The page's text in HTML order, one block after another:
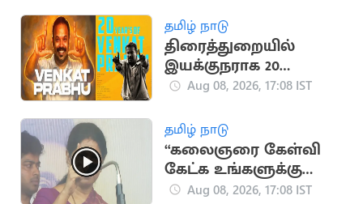
தமிழ் நாடு
திரைத்துறையில்
இயக்குநராக 20
ஆண்டுகள் நிறைவு..
நெகிழ்ச்சி பதிவு
Aug 08, 2026, 17:08 IST
தமிழ் நாடு
“கலைஞரை கேள்வி
கேட்க உங்களுக்கு
தகுதியில்லை” -
Aug 08, 2026, 17:08 IST